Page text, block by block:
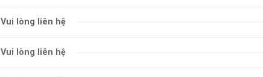
Vui lòng liên hệ
Vui lòng liên hệ